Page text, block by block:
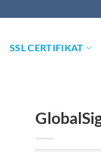
SSL CERTIFIKAT